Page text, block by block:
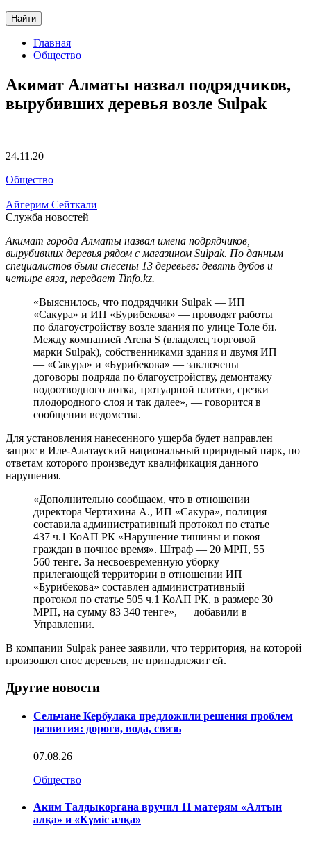
Найти
Главная
Общество
Акимат Алматы назвал подрядчиков,
вырубивших деревья возле Sulpak
24.11.20
Общество
Айгерим Сейткали
Служба новостей
Акимат города Алматы назвал имена подрядчиков,
вырубивших деревья рядом с магазином Sulpak. По данным
специалистов были снесены 13 деревьев: девять дубов и
четыре вяза, передает Tinfo.kz.
«Выяснилось, что подрядчики Sulpak — ИП
«Сакура» и ИП «Бурибекова» — проводят работы
по благоустройству возле здания по улице Толе би.
Между компанией Arena S (владелец торговой
марки Sulpak), собственниками здания и двумя ИП
— «Сакура» и «Бурибекова» — заключены
договоры подряда по благоустройству, демонтажу
водоотводного лотка, тротуарной плитки, срезки
плодородного слоя и так далее», — говорится в
сообщении ведомства.
Для установления нанесенного ущерба будет направлен
запрос в Иле-Алатауский национальный природный парк, по
ответам которого произведут квалификация данного
нарушения.
«Дополнительно сообщаем, что в отношении
директора Чертихина А., ИП «Сакура», полиция
составила административный протокол по статье
437 ч.1 КоАП РК «Нарушение тишины и покоя
граждан в ночное время». Штраф — 20 МРП, 55
560 тенге. За несвоевременную уборку
прилегающей территории в отношении ИП
«Бурибекова» составлен административный
протокол по статье 505 ч.1 КоАП РК, в размере 30
МРП, на сумму 83 340 тенге», — добавили в
Управлении.
В компании Sulpak ранее заявили, что территория, на которой
произошел снос деревьев, не принадлежит ей.
Другие новости
Сельчане Кербулака предложили решения проблем
развития: дороги, вода, связь
07.08.26
Общество
Аким Талдыкоргана вручил 11 матерям «Алтын
алқа» и «Күміс алқа»